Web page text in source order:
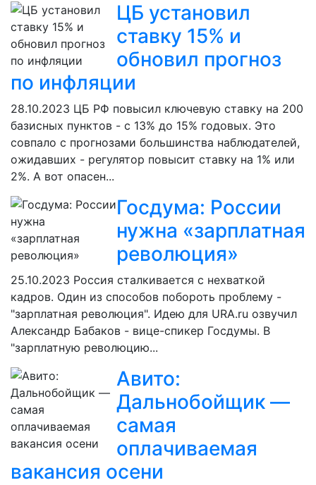
ЦБ установил
ставку 15% и
обновил прогноз
по инфляции
28.10.2023 ЦБ РФ повысил ключевую ставку на 200
базисных пунктов - с 13% до 15% годовых. Это
совпало с прогнозами большинства наблюдателей,
ожидавших - регулятор повысит ставку на 1% или
2%. А вот опасен...
Госдума: России
нужна «зарплатная
революция»
25.10.2023 Россия сталкивается с нехваткой
кадров. Один из способов побороть проблему -
"зарплатная революция". Идею для URA.ru озвучил
Александр Бабаков - вице-спикер Госдумы. В
"зарплатную революцию...
Авито:
Дальнобойщик —
самая
оплачиваемая
вакансия осени